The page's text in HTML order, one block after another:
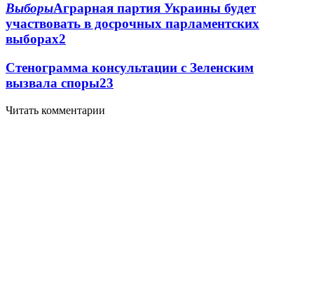
ВыборыАграрная партия Украины будет
участвовать в досрочных парламентских
выборах2
Стенограмма консультации с Зеленским
вызвала споры23
Читать комментарии